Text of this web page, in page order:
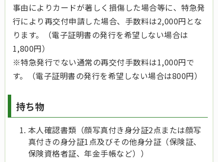
事由によりカードが著しく損傷した場合等に、特急発
行により再交付申請した場合、手数料は2,000円とな
ります。（電子証明書の発行を希望しない場合は
1,800円）
※特急発行でない通常の再交付手数料は1,000円で
す。（電子証明書の発行を希望しない場合は800円）
持ち物
本人確認書類（顔写真付き身分証2点または顔写
真付きの身分証1点及びその他身分証（保険証、
保険資格者証、年金手帳など））